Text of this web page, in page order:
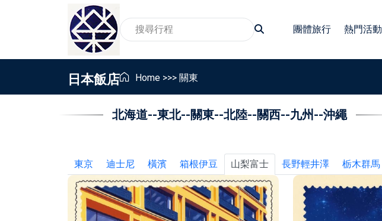
團體旅行 熱門活動
2026賞櫻旅遊行程
2026東北地區温泉包車行程
銀髮族與樂齡包車行程
家族旅遊日本包車
員工旅遊日本包車
畢業旅行日本包車
獎勵旅遊日本包車
日本飯店 Home >>> 關東
北海道--東北--關東--北陸--關西--九州--沖繩
東京 迪士尼 橫濱 箱根伊豆 山梨富士 長野輕井澤 栃木群馬